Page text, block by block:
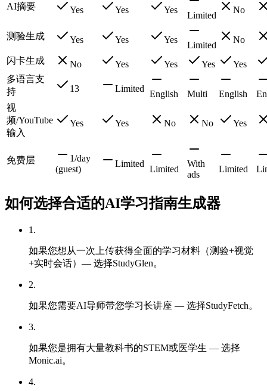
AI摘要 Yes Yes Yes
Limited
No
测验生成 Yes Yes Yes
Limited
No
闪卡生成 No Yes Yes Yes
Yes
多语言支
持
13 Limited
English Multi English
视
频/YouTube
输入
Yes Yes No No Yes
免费层
1/day
(guest)
Limited
Limited
With
ads
Limited
如何选择合适的AI学习指南生成器
1 .
如果您想从一次上传获得全面的学习材料（测验+视觉
+实时会话）— 选择StudyGlen。
2.
如果您需要AI导师带您学习长讲座 — 选择StudyFetch。
3.
如果您是拥有大量教科书的STEM或医学生 — 选择
Monic.ai。
4.